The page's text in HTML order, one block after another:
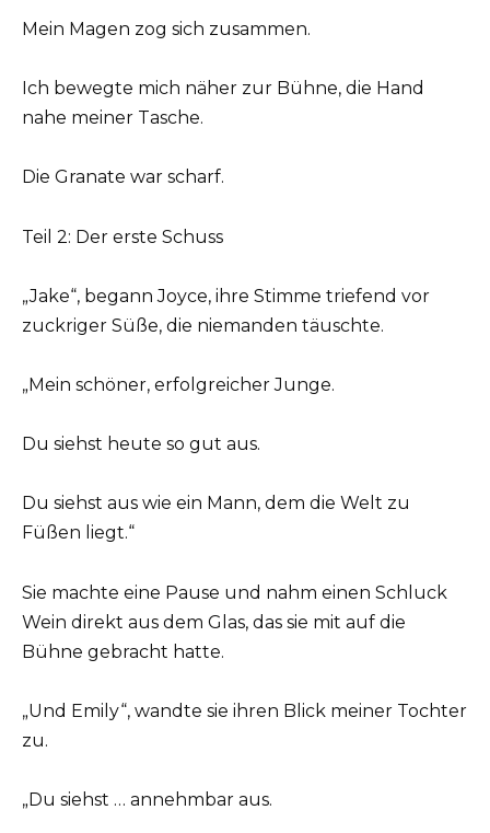
Mein Magen zog sich zusammen.
Ich bewegte mich näher zur Bühne, die Hand
nahe meiner Tasche.
Die Granate war scharf.
Teil 2: Der erste Schuss
„Jake“, begann Joyce, ihre Stimme triefend vor
zuckriger Süße, die niemanden täuschte.
„Mein schöner, erfolgreicher Junge.
Du siehst heute so gut aus.
Du siehst aus wie ein Mann, dem die Welt zu
Füßen liegt.“
Sie machte eine Pause und nahm einen Schluck
Wein direkt aus dem Glas, das sie mit auf die
Bühne gebracht hatte.
„Und Emily“, wandte sie ihren Blick meiner Tochter
zu.
„Du siehst … annehmbar aus.